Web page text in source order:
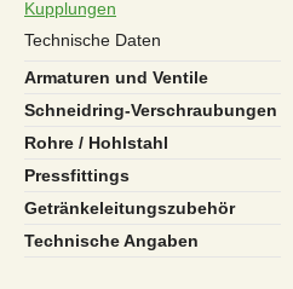
Kupplungen
Technische Daten
Armaturen und Ventile
Schneidring-Verschraubungen
Rohre / Hohlstahl
Pressfittings
Getränkeleitungszubehör
Technische Angaben